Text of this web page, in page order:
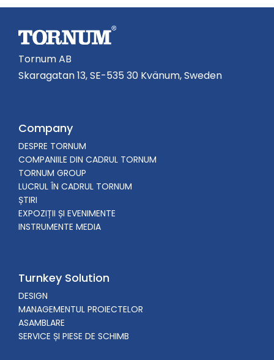
Tornum AB
Skaragatan 13, SE-535 30 Kvänum, Sweden
Company
DESPRE TORNUM
COMPANIILE DIN CADRUL TORNUM
TORNUM GROUP
LUCRUL ÎN CADRUL TORNUM
ȘTIRI
EXPOZIȚII ȘI EVENIMENTE
INSTRUMENTE MEDIA
Turnkey Solution
DESIGN
MANAGEMENTUL PROIECTELOR
ASAMBLARE
SERVICE ȘI PIESE DE SCHIMB